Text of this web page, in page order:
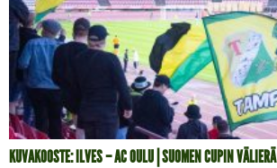
KUVAKOOSTE: ILVES – AC OULU | SUOMEN CUPIN VÄLIERÄ